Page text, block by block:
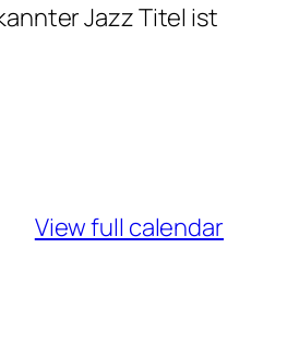
Jazz Titel ist
View full calendar